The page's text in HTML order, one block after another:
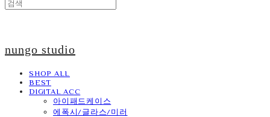
nungo studio
SHOP ALL
BEST
DIGITAL ACC
아이패드케이스
에폭시/글라스/미러